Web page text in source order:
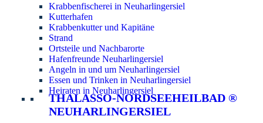
Krabbenfischerei in Neuharlingersiel
Kutterhafen
Krabbenkutter und Kapitäne
Strand
Ortsteile und Nachbarorte
Hafenfreunde Neuharlingersiel
Angeln in und um Neuharlingersiel
Essen und Trinken in Neuharlingersiel
Heiraten in Neuharlingersiel
THALASSO-NORDSEEHEILBAD ®
NEUHARLINGERSIEL